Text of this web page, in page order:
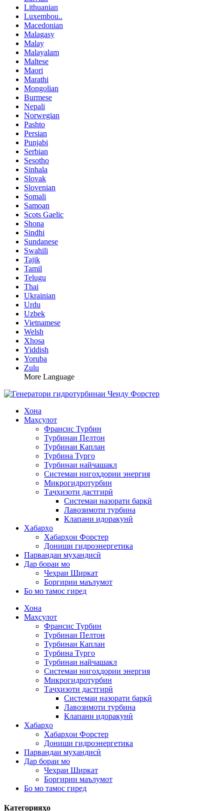
Lithuanian
Luxembou..
Macedonian
Malagasy
Malay
Malayalam
Maltese
Maori
Marathi
Mongolian
Burmese
Nepali
Norwegian
Pashto
Persian
Punjabi
Serbian
Sesotho
Sinhala
Slovak
Slovenian
Somali
Samoan
Scots Gaelic
Shona
Sindhi
Sundanese
Swahili
Tajik
Tamil
Telugu
Thai
Ukrainian
Urdu
Uzbek
Vietnamese
Welsh
Xhosa
Yiddish
Yoruba
Zulu
More Language
Хона
Маҳсулот
Франсис Турбин
Турбинаи Пелтон
Турбинаи Каплан
Турбина Турго
Турбинаи найчашакл
Системаи нигоҳдории энергия
Микрогидротурбин
Таҷҳизоти дастгирӣ
Системаи назорати барқӣ
Лавозимоти турбина
Клапани идоракунӣ
Хабарҳо
Хабарҳои Форстер
Дониши гидроэнергетика
Парвандаи муҳандисӣ
Дар бораи мо
Чеҳраи Ширкат
Боргирии маълумот
Бо мо тамос гиред
Хона
Маҳсулот
Франсис Турбин
Турбинаи Пелтон
Турбинаи Каплан
Турбина Турго
Турбинаи найчашакл
Системаи нигоҳдории энергия
Микрогидротурбин
Таҷҳизоти дастгирӣ
Системаи назорати барқӣ
Лавозимоти турбина
Клапани идоракунӣ
Хабарҳо
Хабарҳои Форстер
Дониши гидроэнергетика
Парвандаи муҳандисӣ
Дар бораи мо
Чеҳраи Ширкат
Боргирии маълумот
Бо мо тамос гиред
Категорияҳо